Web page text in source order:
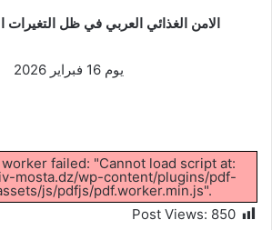
الامن الغذائي العربي في ظل التغيرات
يوم 16 فبراير 2026
failed: "Cannot load script at:
mosta.dz/wp-content/plugins/pdf-
js/pdfjs/pdf.worker.min.js".
Post Views: 850